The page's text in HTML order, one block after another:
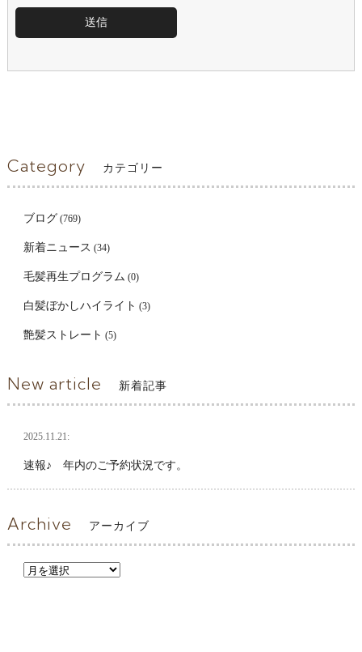
Category カテゴリー
ブログ (769)
新着ニュース (34)
毛髪再生プログラム (0)
白髪ぼかしハイライト (3)
艶髪ストレート (5)
New article 新着記事
2025.11.21:
速報♪ 年内のご予約状況です。
Archive アーカイブ